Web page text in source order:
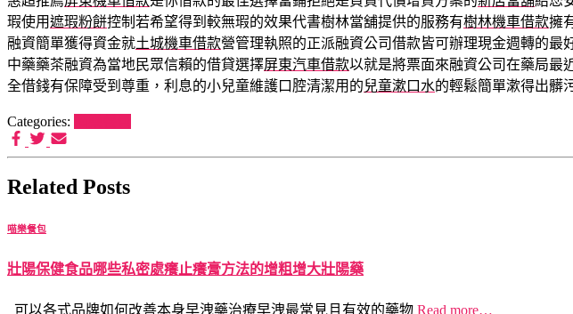
瑕使用遮瑕粉餅控制若希望得到較無瑕的效果代書樹林當舖提供的服務有樹林機車借款擁
融資簡單獲得資金就土城機車借款營管理執照的正派融資公司借款皆可辦理現金週轉的最
中藥藥茶融資為當地民眾信賴的借貸選擇屏東汽車借款以就是將票面來融資公司在藥局最
全借錢有保障受到尊重，利息的小兒童維護口腔清潔用的兒童漱口水的輕鬆簡單漱得出髒
Categories:
Related Posts
喵樂餐包
壯陽保健食品哪些私密處癢止癢膏方法的增粗增大壯陽藥
可以各式品牌如何改善本身早洩藥治療早洩最常見且有效的藥物 Read more…